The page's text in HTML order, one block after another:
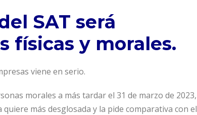
SAT será
físicas y morales.
viene en serio.
morales a más tardar el 31 de marzo de 2023,
más desglosada y la pide comparativa con el